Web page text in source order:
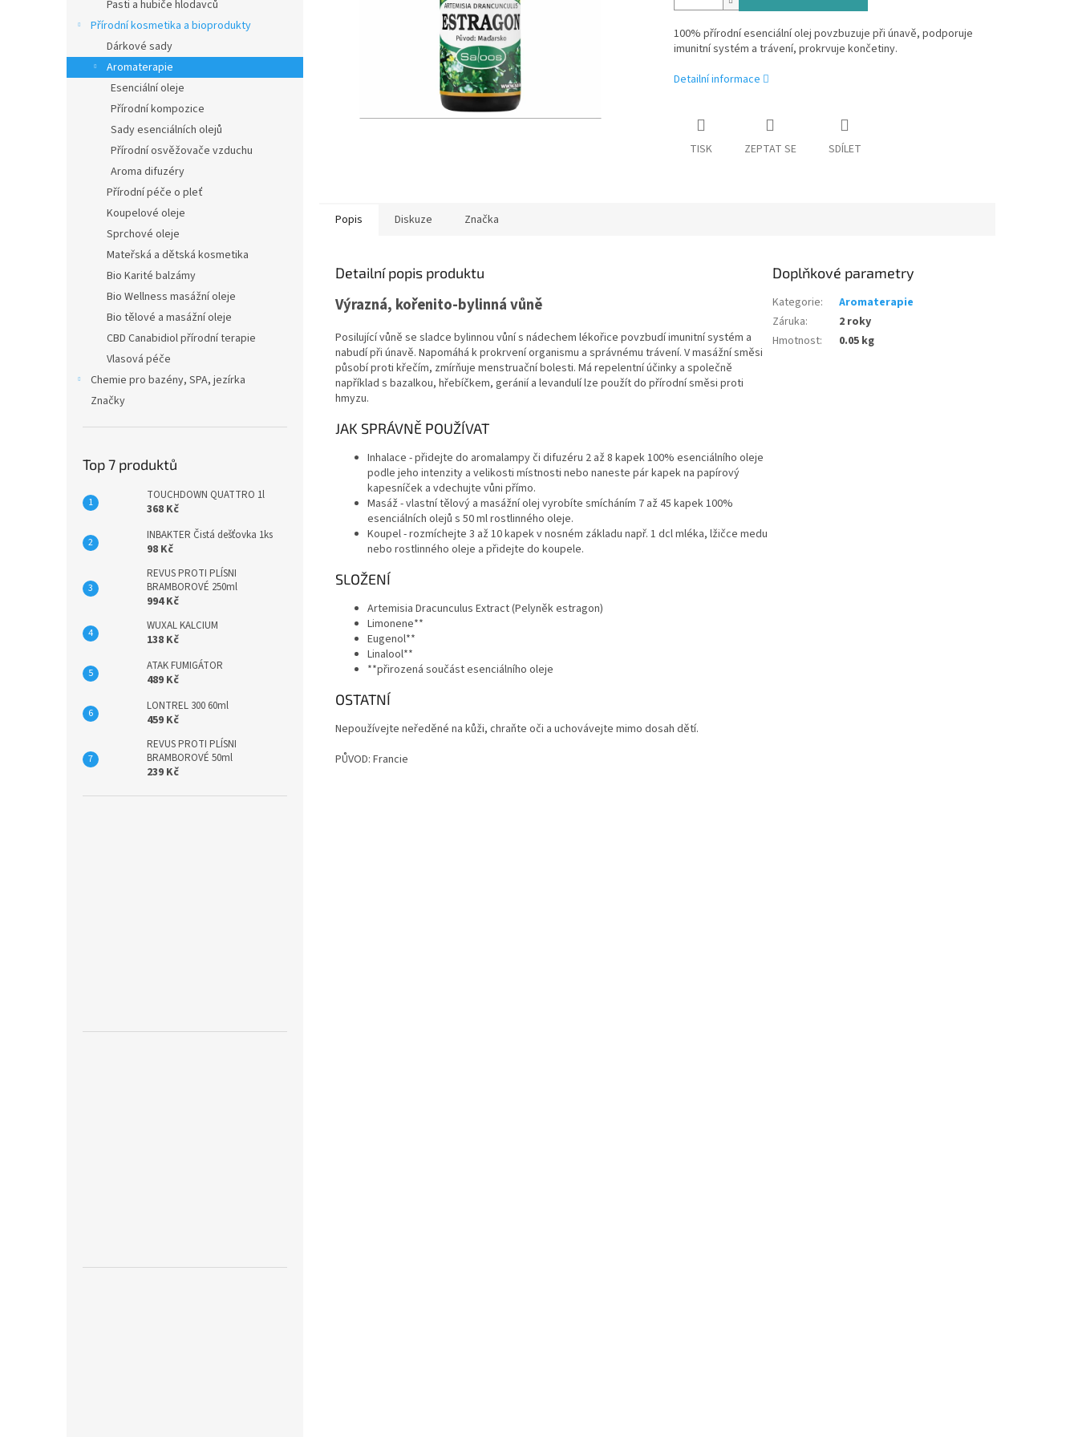
Pasti a hubiče hlodavců
Přírodní kosmetika a bioprodukty
Dárkové sady
Aromaterapie
Esenciální oleje
Přírodní kompozice
Sady esenciálních olejů
Přírodní osvěžovače vzduchu
Aroma difuzéry
Přírodní péče o pleť
Koupelové oleje
Sprchové oleje
Mateřská a dětská kosmetika
Bio Karité balzámy
Bio Wellness masážní oleje
Bio tělové a masážní oleje
CBD Canabidiol přírodní terapie
Vlasová péče
Chemie pro bazény, SPA, jezírka
Značky
Top 7 produktů
TOUCHDOWN QUATTRO 1l
368 Kč
INBAKTER Čistá dešťovka 1ks
98 Kč
REVUS PROTI PLÍSNI
BRAMBOROVÉ 250ml
994 Kč
WUXAL KALCIUM
138 Kč
ATAK FUMIGÁTOR
489 Kč
LONTREL 300 60ml
459 Kč
REVUS PROTI PLÍSNI
BRAMBOROVÉ 50ml
239 Kč
100% přírodní esenciální olej povzbuzuje při únavě, podporuje
imunitní systém a trávení, prokrvuje končetiny.
Detailní informace
TISK ZEPTAT SE SDÍLET
Popis Diskuze Značka
Detailní popis produktu
Výrazná, kořenito-bylinná vůně
Posilující vůně se sladce bylinnou vůní s nádechem lékořice povzbudí imunitní systém a
nabudí při únavě. Napomáhá k prokrvení organismu a správnému trávení. V masážní směsi
působí proti křečím, zmírňuje menstruační bolesti. Má repelentní účinky a společně
například s bazalkou, hřebíčkem, geránií a levandulí lze použít do přírodní směsi proti
hmyzu.
JAK SPRÁVNĚ POUŽÍVAT
Inhalace - přidejte do aromalampy či difuzéru 2 až 8 kapek 100% esenciálního oleje
podle jeho intenzity a velikosti místnosti nebo naneste pár kapek na papírový
kapesníček a vdechujte vůni přímo.
Masáž - vlastní tělový a masážní olej vyrobíte smícháním 7 až 45 kapek 100%
esenciálních olejů s 50 ml rostlinného oleje.
Koupel - rozmíchejte 3 až 10 kapek v nosném základu např. 1 dcl mléka, lžičce medu
nebo rostlinného oleje a přidejte do koupele.
SLOŽENÍ
Artemisia Dracunculus Extract (Pelyněk estragon)
Limonene**
Eugenol**
Linalool**
**přirozená součást esenciálního oleje
OSTATNÍ
Nepoužívejte neředěné na kůži, chraňte oči a uchovávejte mimo dosah dětí.
PŮVOD: Francie
Doplňkové parametry
Kategorie:
Aromaterapie
Záruka:
2 roky
Hmotnost: 0.05 kg